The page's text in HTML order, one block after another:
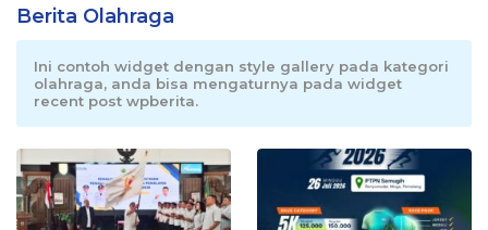
Berita Olahraga
Ini contoh widget dengan style gallery pada kategori
olahraga, anda bisa mengaturnya pada widget
recent post wpberita.